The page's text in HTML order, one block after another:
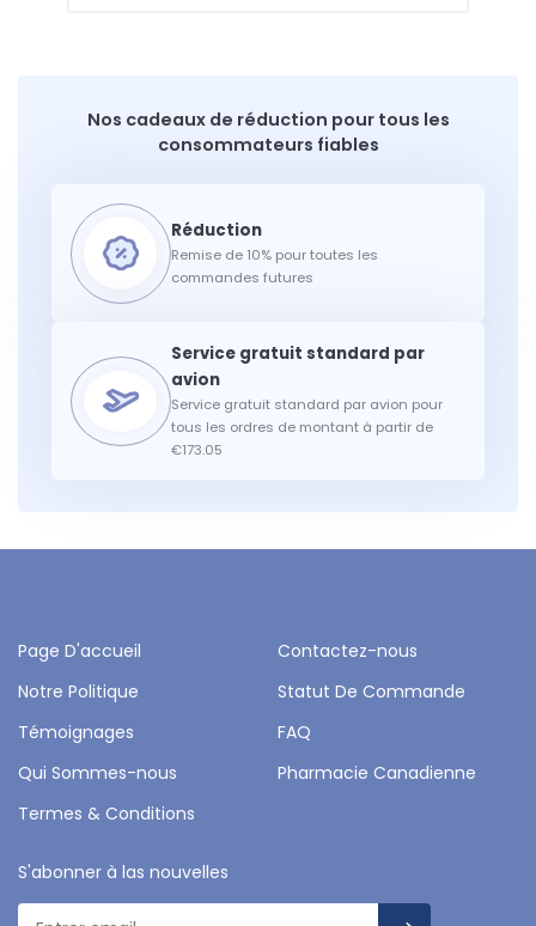
Nos cadeaux de réduction pour tous les
consommateurs fiables
Remise de 10% pour toutes les
commandes futures
Service gratuit standard par avion pour
tous les ordres de montant à partir de
€173.05
Page D'accueil
Contactez-nous
Notre Politique
Statut De Commande
Témoignages
FAQ
Qui Sommes-nous
Pharmacie Canadienne
Termes & Conditions
S'abonner à las nouvelles